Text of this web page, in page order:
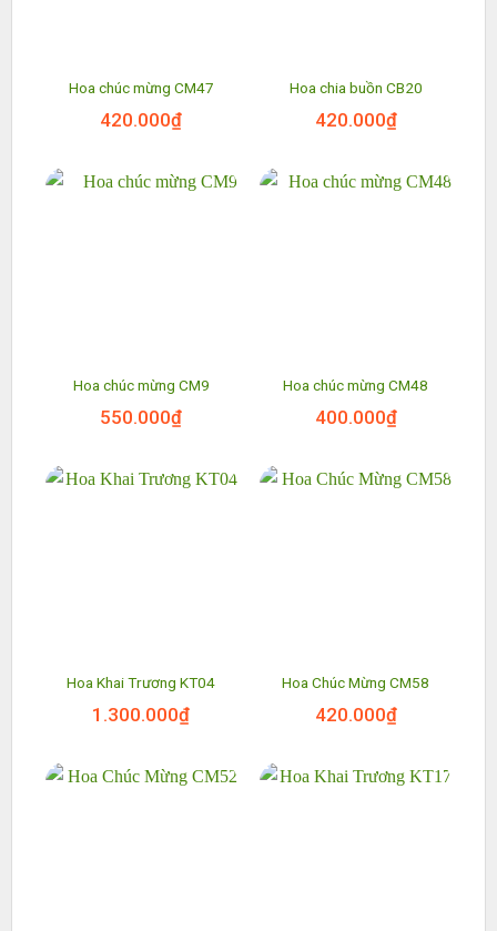
Hoa chúc mừng CM47
420.000₫
Hoa chia buồn CB20
420.000₫
Hoa chúc mừng CM9
550.000₫
Hoa chúc mừng CM48
400.000₫
Hoa Khai Trương KT04
1.300.000₫
Hoa Chúc Mừng CM58
420.000₫